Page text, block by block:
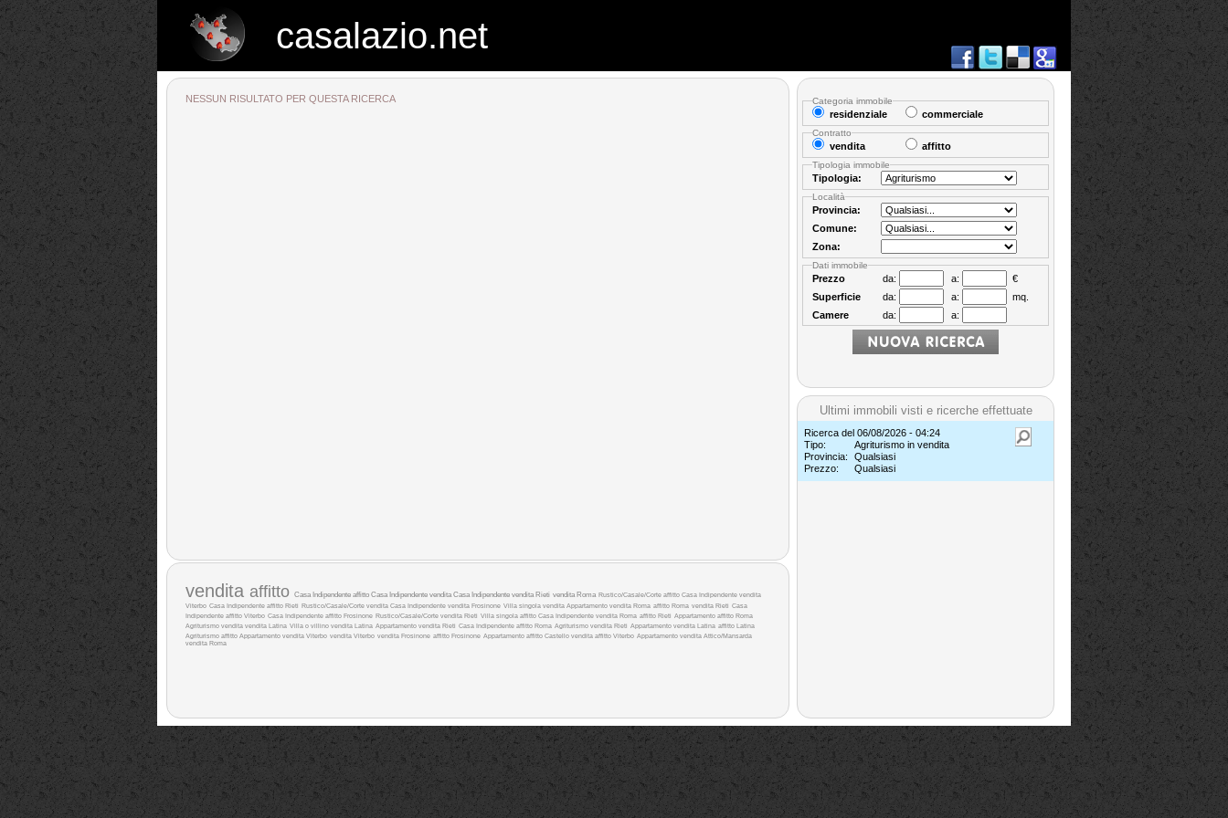
casalazio.net
NESSUN RISULTATO PER QUESTA RICERCA
vendita affitto Casa Indipendente affitto Casa Indipendente venditaCasa Indipendente vendita Rieti vendita Roma Rustico/Casale/Corte affitto Casa Indipendente vendita
Viterbo Casa Indipendente affitto Rieti Rustico/Casale/Corte vendita Casa Indipendente vendita Frosinone Villa singola vendita Appartamento vendita Roma affitto Roma vendita Rieti Casa
Indipendente affitto Viterbo Casa Indipendente affitto Frosinone Rustico/Casale/Corte vendita Rieti Villa singola affitto Casa Indipendente vendita Roma affitto Rieti Appartamento affitto Roma
Agriturismo vendita vendita Latina Villa o villino vendita Latina Appartamento vendita Rieti Casa Indipendente affitto Roma Agriturismo vendita Rieti Appartamento vendita Latina affitto Latina
Agriturismo affitto Appartamento vendita Viterbo vendita Viterbo vendita Frosinone affitto Frosinone Appartamento affitto Castello vendita affitto Viterbo Appartamento vendita Attico/Mansarda
vendita Roma
Categoria immobile
residenziale commerciale
Contratto
vendita affitto
Tipologia immobile
Tipologia:
Località
Provincia:
Comune:
Zona:
Dati immobile
Prezzo da: a:
€
Superficie
da: a:
mq.
Camere
da: a:
Ultimi immobili visti e ricerche effettuate
Ricerca del 06/08/2026 - 04:24
Tipo:
Agriturismo in vendita
Provincia:
Qualsiasi
Prezzo:
Qualsiasi
casalazio.net